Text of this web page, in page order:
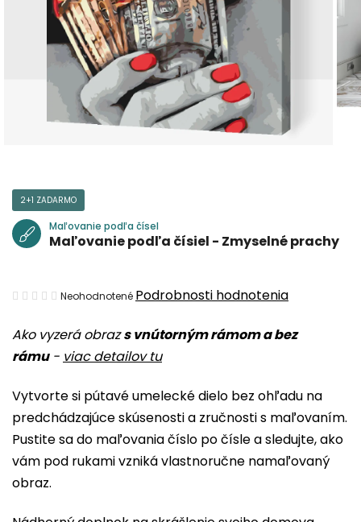
Ako vyzerá obrazs vnútorným rámom a bez
rámu- viac detailov tu
Vytvorte si pútavé umelecké dielo bez ohľadu na
predchádzajúce skúsenosti a zručnosti s maľovaním.
Pustite sa do maľovania číslo po čísle a sledujte, ako
vám pod rukami vzniká vlastnoručne namaľovaný
obraz.
2+1 ZADARMO
Maľovanie podľa čísel
Maľovanie podľa čísiel - Zmyselné prachy
Priemerné
produktu
je
z
5
hviezdičiek.
Neohodnotené Podrobnosti hodnotenia